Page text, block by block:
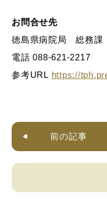
お問合せ先
徳島県病院局 総務
電話 088-621-2217
参考URL https://
前の記事